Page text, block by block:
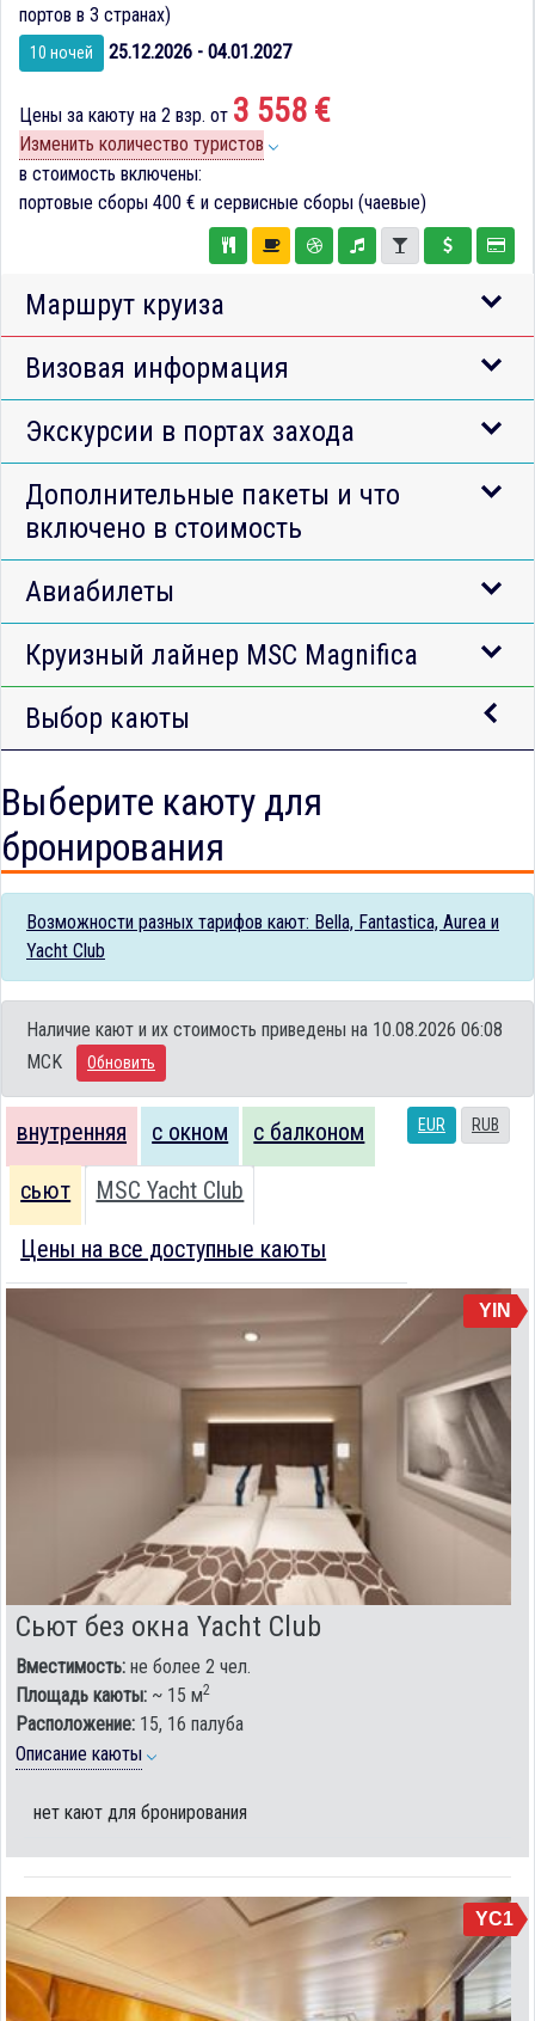
портов в 3 странах)
10 ночей 25.12.2026 - 04.01.2027
Цены за каюту на 2 взр. от 3 558 €
Изменить количество туристов
в стоимость включены:
портовые сборы 400 € и сервисные сборы (чаевые)
Маршрут круиза
Визовая информация
Экскурсии в портах захода
Дополнительные пакеты и что
включено в стоимость
Авиабилеты
Круизный лайнер MSC Magnifica
Выбор каюты
Выберите каюту для
бронирования
Возможности разных тарифов кают: Bella, Fantastica, Aurea и
Yacht Club
Наличие кают и их стоимость приведены на 10.08.2026 06:08
MCK
Обновить
EUR RUB
внутренняя с окном с балконом
сьют MSC Yacht Club
Цены на все доступные каюты
YIN
Сьют без окна Yacht Club
Вместимость: не более 2 чел.
Площадь каюты: ~ 15 м2
Расположение: 15, 16 палуба
Описание каюты
нет кают для бронирования
YC1